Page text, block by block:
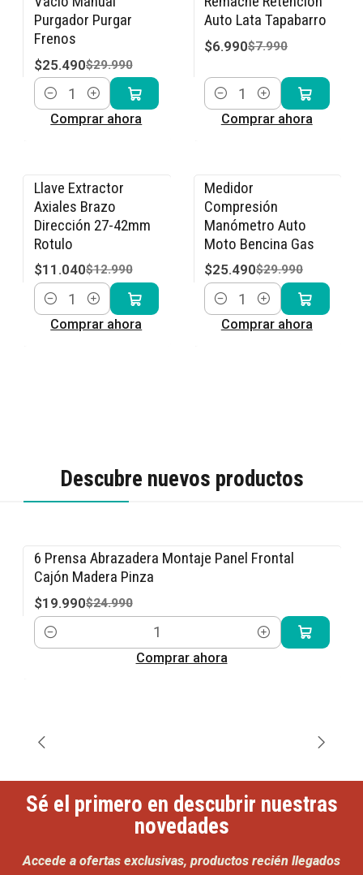
Purgador Purgar
Frenos
$25.490$29.990
Cantidad
Comprar ahora
Auto Lata Tapabarro
$6.990$7.990
Cantidad
Comprar ahora
-15% OFF
Llave Extractor
Axiales Brazo
Dirección 27-42mm
Rotulo
$11.040$12.990
Cantidad
Comprar ahora
-15% OFF
Medidor
Compresión
Manómetro Auto
Moto Bencina Gas
$25.490$29.990
Cantidad
Comprar ahora
Descubre nuevos productos
-20% OFF
6 Prensa Abrazadera Montaje Panel Frontal
Cajón Madera Pinza
$19.990$24.990
Cantidad
Comprar ahora
Sé el primero en descubrir nuestras
novedades
Accede a ofertas exclusivas, productos recién llegados